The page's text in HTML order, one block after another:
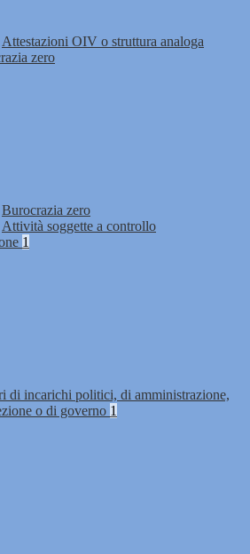
Attestazioni OIV o struttura analoga
zero
Burocrazia zero
Attività soggette a controllo
1
di incarichi politici, di amministrazione,
o di governo 1